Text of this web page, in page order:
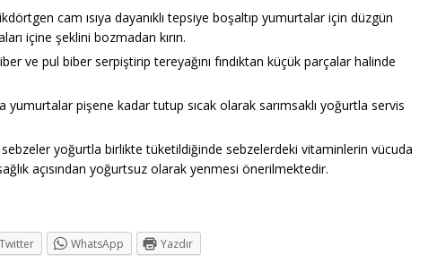
cam ısıya dayanıklı tepsiye boşaltıp yumurtalar için düzgün
içine şeklini bozmadan kırın.
ve pul biber serpiştirip tereyağını fındıktan küçük parçalar halinde
yumurtalar pişene kadar tutup sıcak olarak sarımsaklı yoğurtla servis
sebzeler yoğurtla birlikte tüketildiğinde sebzelerdeki vitaminlerin vücuda
açısından yoğurtsuz olarak yenmesi önerilmektedir.
Twitter WhatsApp Yazdır